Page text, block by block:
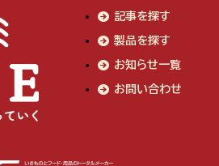
記事を探す
製品を探す
お知らせ一覧
お問い合わせ